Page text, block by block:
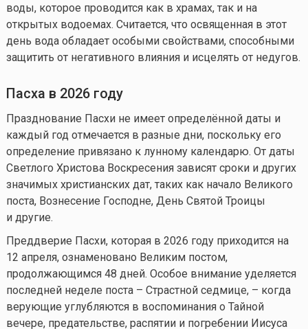
воды, которое проводится как в храмах, так и на
открытых водоемах. Считается, что освященная в этот
день вода обладает особыми свойствами, способными
защитить от негативного влияния и исцелять от недугов.
Пасха в 2026 году
Празднование Пасхи не имеет определённой даты и
каждый год отмечается в разные дни, поскольку его
определение привязано к лунному календарю. От даты
Светлого Христова Воскресения зависят сроки и других
значимых христианских дат, таких как начало Великого
поста, Вознесение Господне, День Святой Троицы
и другие.
Преддверие Пасхи, которая в 2026 году приходится на
12 апреля, ознаменовано Великим постом,
продолжающимся 48 дней. Особое внимание уделяется
последней неделе поста – Страстной седмице, – когда
верующие углубляются в воспоминания о Тайной
вечере, предательстве, распятии и погребении Иисуса